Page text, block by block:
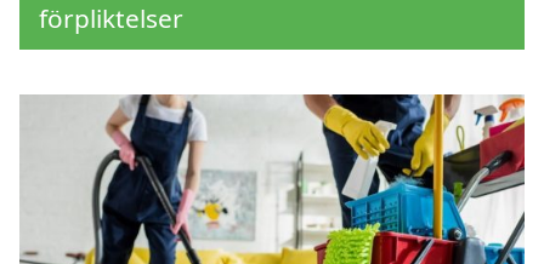
förpliktelser